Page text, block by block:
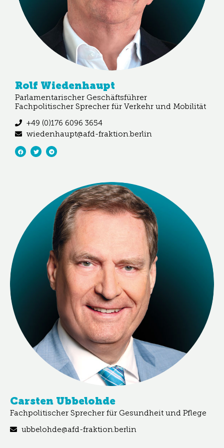
Rolf Wiedenhaupt
Parlamentarischer Geschäftsführer
Fachpolitischer Sprecher für Verkehr und Mobilität
+49 (0)176 6096 3654
wiedenhaupt@afd-fraktion.berlin
Carsten Ubbelohde
Fachpolitischer Sprecher für Gesundheit und Pflege
ubbelohde@afd-fraktion.berlin